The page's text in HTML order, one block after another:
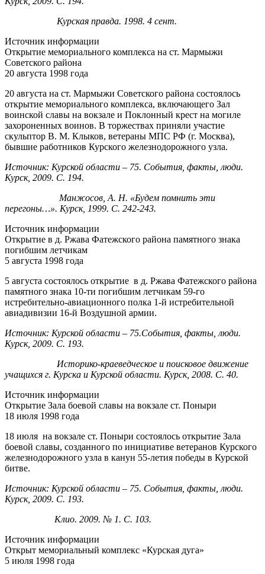
Курская правда. 1998. 4 сент.
Источник информации
Открытие мемориального комплекса на ст. Мармыжи
Советского района
20 августа 1998 года
20 августа на ст. Мармыжи Советского района состоялось
открытие мемориального комплекса, включающего Зал
воинской славы на вокзале и Поклонный крест на могиле
захороненных воинов. В торжествах приняли участие
скульптор В. М. Клыков, ветераны МПС РФ (г. Москва),
бывшие работников Курского железнодорожного узла.
Источник: Курской области – 75. События, факты, люди.
Курск, 2009. С. 194.
Манжосов, А. Н. «Будем помнить эти
перегоны…». Курск, 1999. С. 242-243.
Источник информации
Открытие в д. Ржава Фатежского района памятного знака
погибшим летчикам
5 августа 1998 года
5 августа состоялось открытие в д. Ржава Фатежского района
памятного знака 10-ти погибшим летчикам 59-го
истребительно-авиационного полка 1-й истребительной
авиадивизии 16-й Воздушной армии.
Источник: Курской области – 75.События, факты, люди.
Курск, 2009. С. 193.
Историко-краеведческое и поисковое движение
учащихся г. Курска и Курской области. Курск, 2008. С. 40.
Источник информации
Открытие Зала боевой славы на вокзале ст. Поныри
18 июля 1998 года
18 июля на вокзале ст. Поныри состоялось открытие Зала
боевой славы, созданного по инициативе ветеранов Курского
железнодорожного узла в канун 55-летия победы в Курской
битве.
Источник: Курской области – 75. События, факты, люди.
Курск, 2009. С. 193.
Клио. 2009. № 1. С. 103.
Источник информации
Открыт мемориальный комплекс «Курская дуга»
5 июля 1998 года